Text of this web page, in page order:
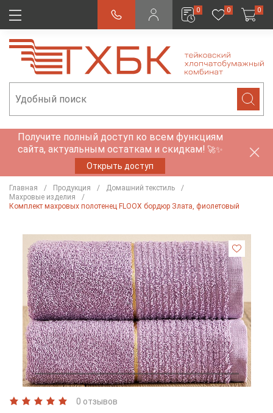
0 0 0
Получите полный доступ ко всем функциям
сайта, актуальным остаткам и скидкам! 🚀✨
Открыть доступ
Главная Продукция
Домашний текстиль
Махровые изделия
Комплект махровых полотенец FLOOX бордюр Злата, фиолетовый
0 отзывов